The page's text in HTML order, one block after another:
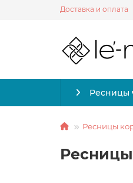
Доставка и оплата
Ресницы
Ресницы